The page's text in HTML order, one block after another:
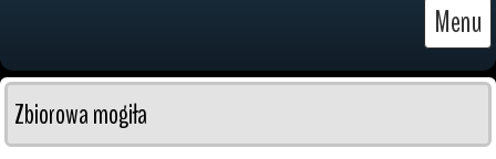
Menu
Zbiorowa mogiła